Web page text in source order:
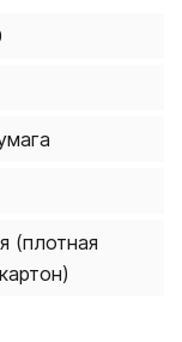
то, что уже с
Настоящее
первым
(плотная